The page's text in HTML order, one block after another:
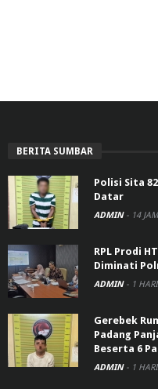
BERITA SUMBAR
Polisi Sita
Datar
ADMIN - 14
RPL Prodi
Diminati
ADMIN - 1
Gerebek
Padang
Beserta 6
ADMIN - 1